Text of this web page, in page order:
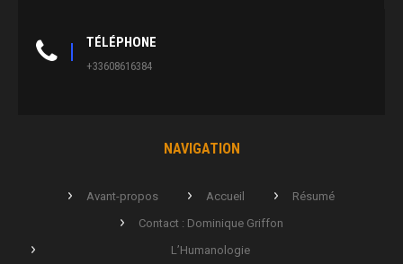
TÉLÉPHONE
+33608616384
NAVIGATION
Avant-propos Accueil
Résumé
Contact : Dominique Griffon
L’Humanologie